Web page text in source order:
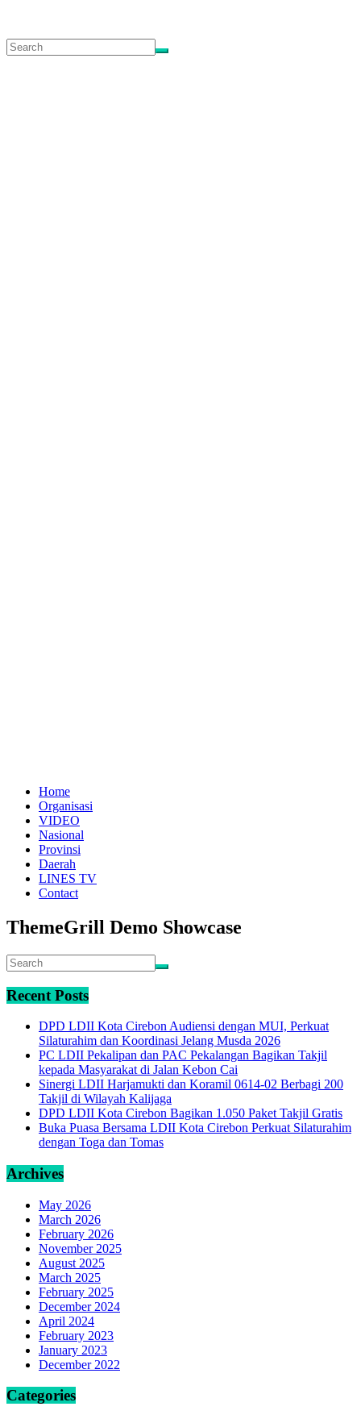
Home
Organisasi
VIDEO
Nasional
Provinsi
Daerah
LINES TV
Contact
ThemeGrill Demo Showcase
Recent Posts
DPD LDII Kota Cirebon Audiensi dengan MUI, Perkuat
Silaturahim dan Koordinasi Jelang Musda 2026
PC LDII Pekalipan dan PAC Pekalangan Bagikan Takjil
kepada Masyarakat di Jalan Kebon Cai
Sinergi LDII Harjamukti dan Koramil 0614-02 Berbagi 200
Takjil di Wilayah Kalijaga
DPD LDII Kota Cirebon Bagikan 1.050 Paket Takjil Gratis
Buka Puasa Bersama LDII Kota Cirebon Perkuat Silaturahim
dengan Toga dan Tomas
Archives
May 2026
March 2026
February 2026
November 2025
August 2025
March 2025
February 2025
December 2024
April 2024
February 2023
January 2023
December 2022
Categories